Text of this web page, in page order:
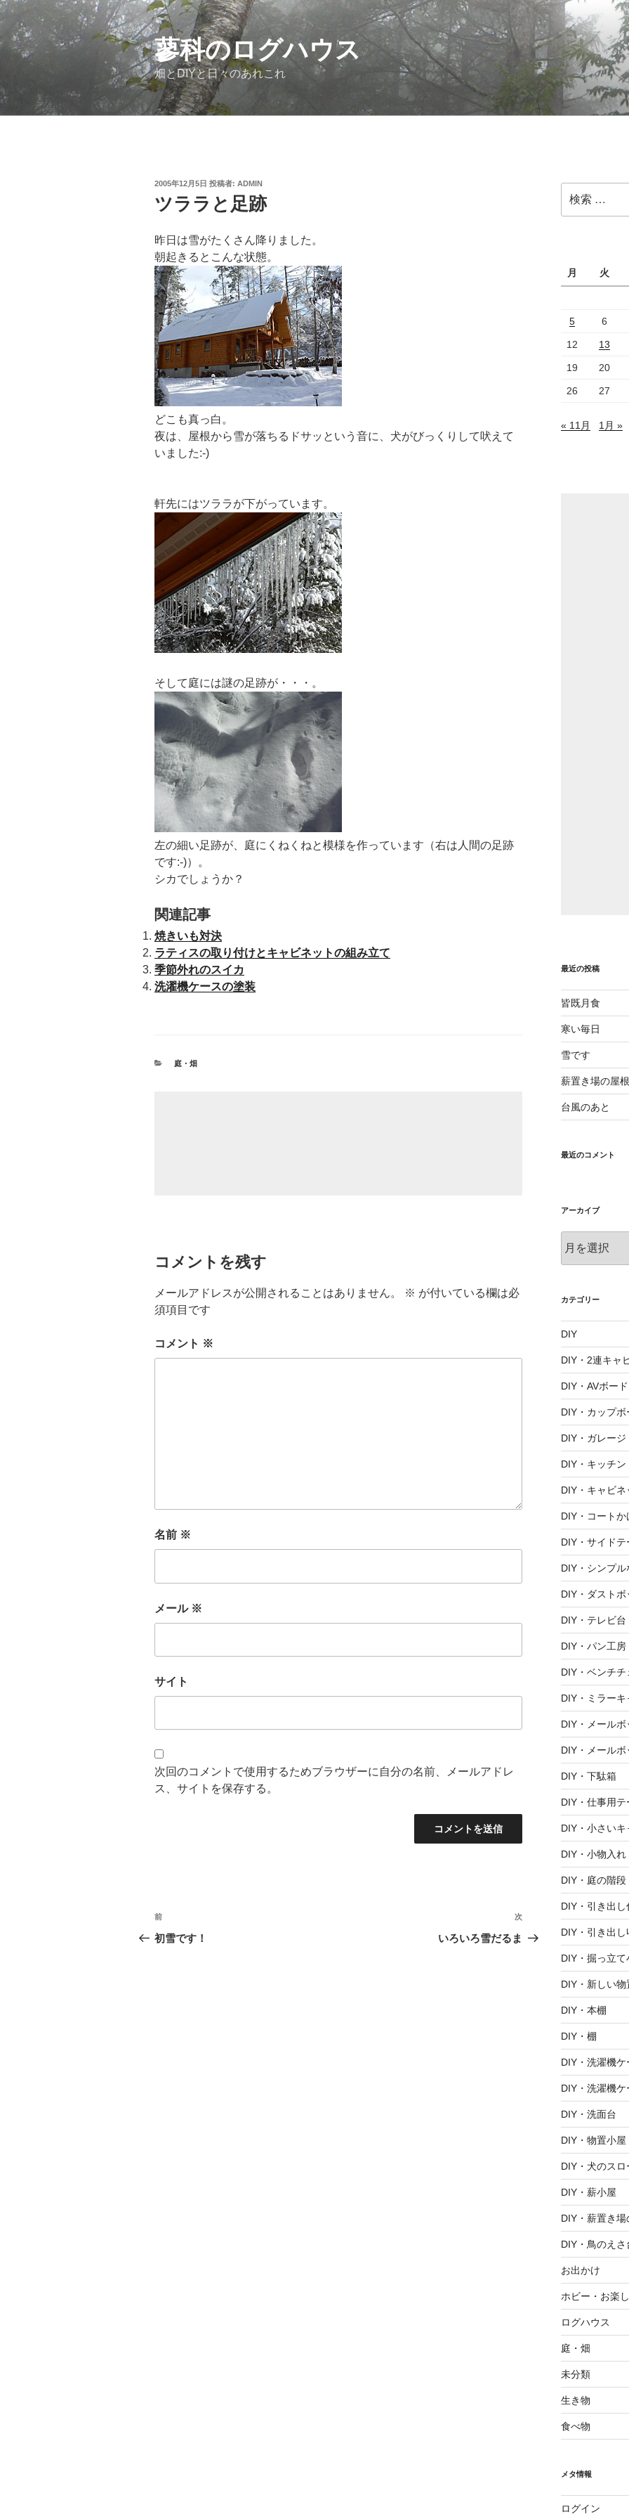
コ
ン
テ
へ
蓼科のログハウス
畑とDIYと日々のあれこれ
投
日:
2005年12月5日 投稿者: ADMIN
ツララと足跡
昨日は雪がたくさん降りました。
朝起きるとこんな状態。
どこも真っ白。
夜は、屋根から雪が落ちるドサッという音に、犬がびっくりして吠えて
いました:-)
軒先にはツララが下がっています。
そして庭には謎の足跡が・・・。
左の細い足跡が、庭にくねくねと模様を作っています（右は人間の足跡
です:-)）。
シカでしょうか？
関連記事
焼きいも対決
ラティスの取り付けとキャビネットの組み立て
季節外れのスイカ
洗濯機ケースの塗装
カ
庭・畑
コメントを残す
メールアドレスが公開されることはありません。 ※ が付いている欄は必
須項目です
コメント ※
名前 ※
メール ※
サイト
次回のコメントで使用するためブラウザーに自分の名前、メールアドレ
ス、サイトを保存する。
投
稿
過
去
前
初雪です！
次
の
次
いろいろ雪だるま
索:
月 火
5 6
12 13
19 20
26 27
« 11月 1月 »
最近の投稿
皆既月食
寒い毎日
雪です
薪置き場の屋根
台風のあと
最近のコメント
アーカイブ
ー
ブ
カテゴリー
DIY
DIY・2連キャ
DIY・AVボード
DIY・カップボ
DIY・ガレージ
DIY・キッチン
DIY・キャビネ
DIY・コートか
DIY・サイドテ
DIY・シンプ
DIY・ダストボ
DIY・テレビ台
DIY・パン工房
DIY・ベンチチ
DIY・ミラー
DIY・メールボ
DIY・メール
DIY・下駄箱
DIY・仕事用テ
DIY・小さい
DIY・小物入れ
DIY・庭の階段
DIY・引き出
DIY・引き出し
DIY・掘っ立て
DIY・新しい物
DIY・本棚
DIY・棚
DIY・洗濯機ケ
DIY・洗濯機
DIY・洗面台
DIY・物置小屋
DIY・犬のスロ
DIY・薪小屋
DIY・薪置き場
DIY・鳥のえさ
お出かけ
ホビー・お楽
ログハウス
庭・畑
未分類
生き物
食べ物
メタ情報
ログイン